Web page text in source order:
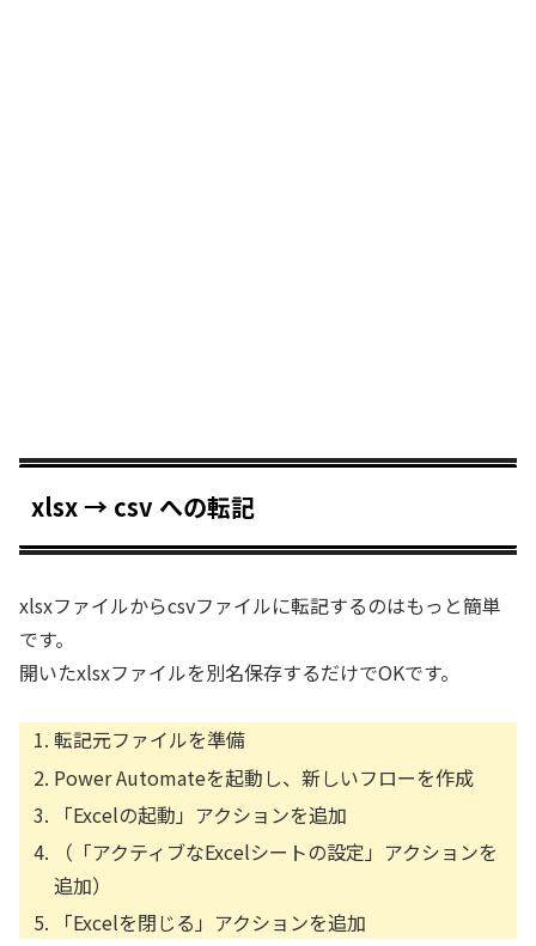
xlsx → csv への転記
xlsxファイルからcsvファイルに転記するのはもっと簡単
です。
開いたxlsxファイルを別名保存するだけでOKです。
転記元ファイルを準備
Power Automateを起動し、新しいフローを作成
「Excelの起動」アクションを追加
（「アクティブなExcelシートの設定」アクションを
追加）
「Excelを閉じる」アクションを追加